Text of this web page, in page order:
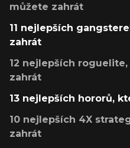
můžete zahrát
11 nejlepších
zahrát
12 nejlepších
zahrát
13 nejlepších hororů,
10 nejlepších 4X
zahrát